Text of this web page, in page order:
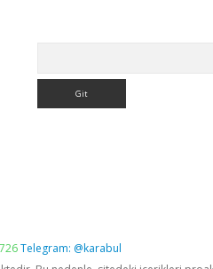
Telegram: @karabul